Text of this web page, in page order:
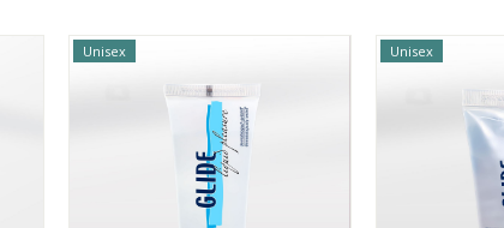
Unisex Unisex